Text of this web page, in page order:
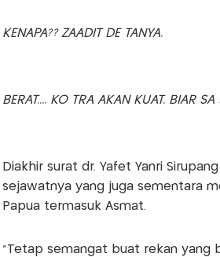
KENAPA?? ZAADIT DE TANYA.
BERAT.... KO TRA AKAN KUAT. BIAR SA
Diakhir surat dr. Yafet Yanri
sejawatnya yang juga sementara
Papua termasuk Asmat.
"Tetap semangat buat rekan yang